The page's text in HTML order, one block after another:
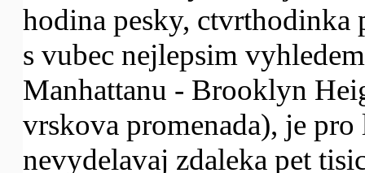
hodina pesky, ctvrthodinka
s vubec nejlepsim
Manhattanu - Brooklyn
vrskova promenada), je
nevydelavaj zdaleka pet